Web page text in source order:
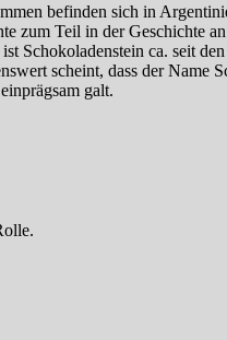
befinden sich in
zum Teil in der Geschichte
Schokoladenstein ca. seit
scheint, dass der
galt.